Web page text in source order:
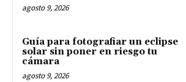
agosto 9, 2026
Guía para fotografiar un eclipse
solar sin poner en riesgo tu
cámara
agosto 9, 2026